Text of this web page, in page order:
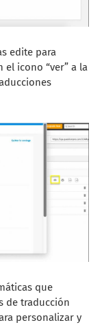
edite para
el icono “ver” a la
que
de traducción
personalizar y